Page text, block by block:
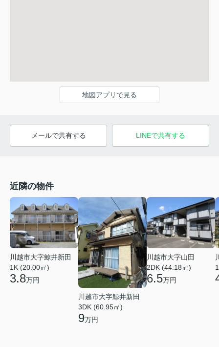
地図アプリで見る
メールで共有する LINEで共有する
近隣の物件
川越市大字鯨井新田
1K (20.00㎡)
3.8万円
川越市大字鯨井新田
3DK (60.95㎡)
9万円
川越市大字山田
2DK (44.18㎡)
6.5万円